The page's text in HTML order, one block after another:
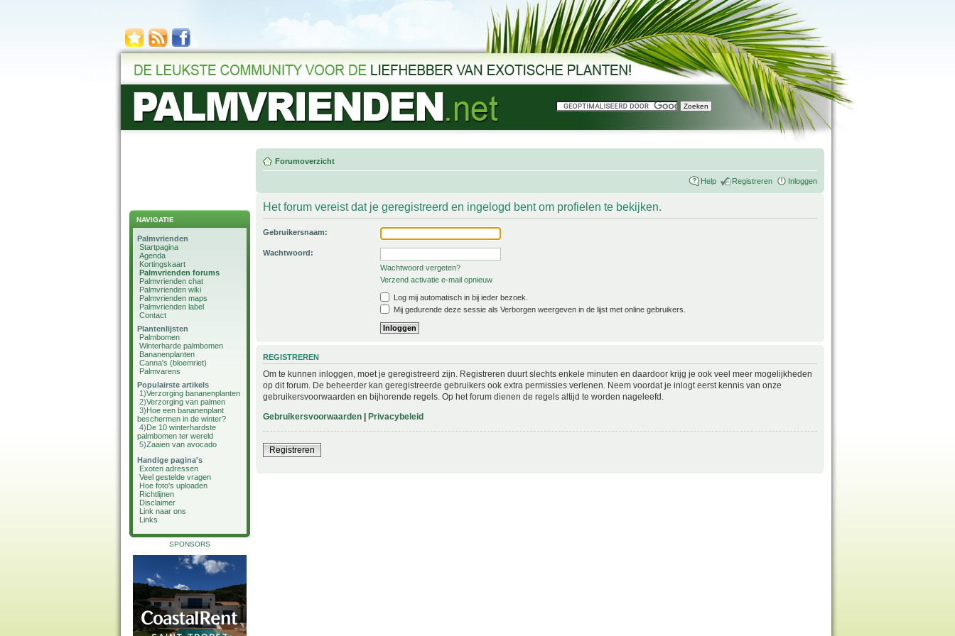
NAVIGATIE
Palmvrienden
Startpagina
Agenda
Kortingskaart
Palmvrienden forums
Palmvrienden chat
Palmvrienden wiki
Palmvrienden maps
Palmvrienden label
Contact
Plantenlijsten
Palmbomen
Winterharde palmbomen
Bananenplanten
Canna's (bloemriet)
Palmvarens
Populairste artikels
1)Verzorging bananenplanten
2)Verzorging van palmen
3)Hoe een bananenplant
beschermen in de winter?
4)De 10 winterhardste
palmbomen ter wereld
5)Zaaien van avocado
Handige pagina's
Exoten adressen
Veel gestelde vragen
Hoe foto's uploaden
Richtlijnen
Disclaimer
Link naar ons
Links
SPONSORS
Forumoverzicht
Help Registreren Inloggen
Het forum vereist dat je geregistreerd en ingelogd bent om profielen te bekijken.
Gebruikersnaam:
Wachtwoord:
Wachtwoord vergeten?
Verzend activatie e-mail opnieuw
Log mij automatisch in bij ieder bezoek.
Mij gedurende deze sessie als Verborgen weergeven in de lijst met online gebruikers.
REGISTREREN
Om te kunnen inloggen, moet je geregistreerd zijn. Registreren duurt slechts enkele minuten en daardoor krijg je ook veel meer mogelijkheden
op dit forum. De beheerder kan geregistreerde gebruikers ook extra permissies verlenen. Neem voordat je inlogt eerst kennis van onze
gebruikersvoorwaarden en bijhorende regels. Op het forum dienen de regels altijd te worden nageleefd.
Gebruikersvoorwaarden | Privacybeleid
Registreren